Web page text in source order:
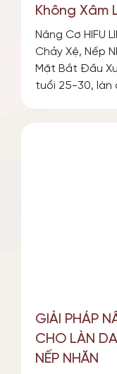
Không Xâm
Nâng Cơ HIFU
Chảy Xệ, Nếp
Mặt Bắt Đầu
tuổi 25-30, làn
GIẢI PHÁP
CHO LÀN
NẾP NHĂN